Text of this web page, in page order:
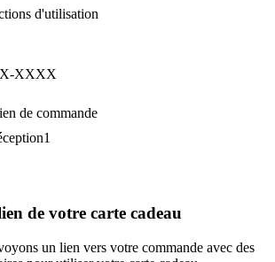
d'utilisation
XXXX
de commande
1
de votre carte cadeau
un lien vers votre commande avec des